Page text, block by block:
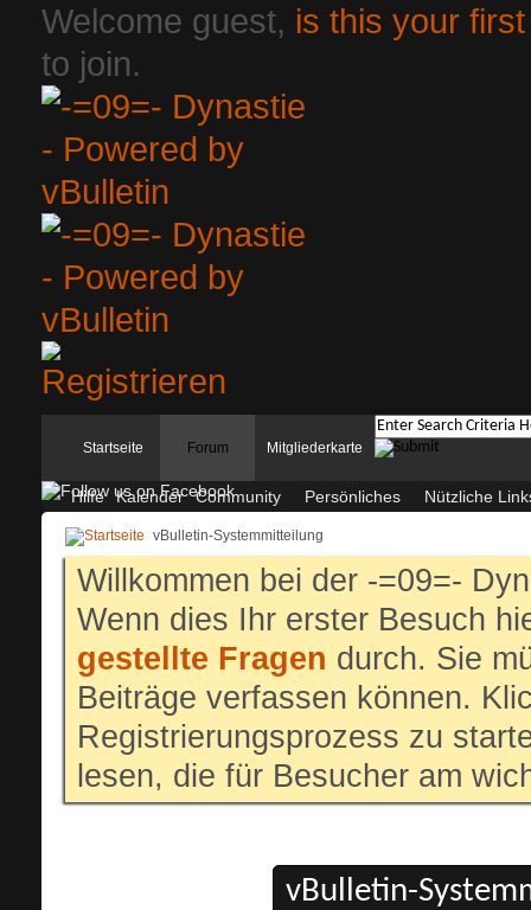
Welcome guest, is this your
to join.
Startseite Forum
Hilfe Kalender Community Persönliches Nützliche
Mitgliederkarte
vBulletin-Systemmitteilung
Willkommen bei der -=09=-
Wenn dies Ihr erster Besuch
gestellte Fragen durch. Sie
Beiträge verfassen können.
Registrierungsprozess zu
lesen, die für Besucher am
vBulletin-